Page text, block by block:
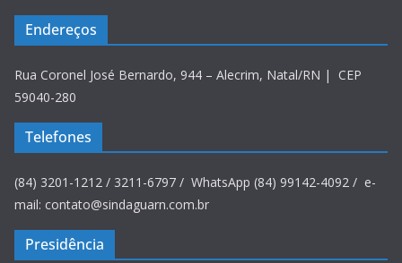
Endereços
Rua Coronel José Bernardo, 944 – Alecrim, Natal/RN | CEP
59040-280
Telefones
(84) 3201-1212 / 3211-6797 / WhatsApp (84) 99142-4092 / e-
mail: contato@sindaguarn.com.br
Presidência